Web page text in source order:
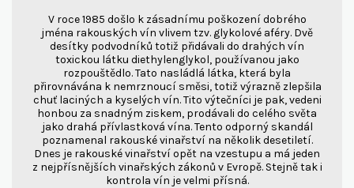
V roce 1985 došlo k zásadnímu poškození dobrého
jména rakouských vín vlivem tzv. glykolové aféry. Dvě
desítky podvodníků totiž přidávali do drahých vín
toxickou látku diethylenglykol, používanou jako
rozpouštědlo. Tato nasládlá látka, která byla
přirovnávána k nemrznoucí směsi, totiž výrazně zlepšila
chuť laciných a kyselých vín. Tito výtečníci je pak, vedeni
honbou za snadným ziskem, prodávali do celého světa
jako drahá přívlastková vína. Tento odporný skandál
poznamenal rakouské vinařství na několik desetiletí.
Dnes je rakouské vinařství opět na vzestupu a má jeden
z nejpřísnějších vinařských zákonů v Evropě. Stejně tak i
kontrola vín je velmi přísná.